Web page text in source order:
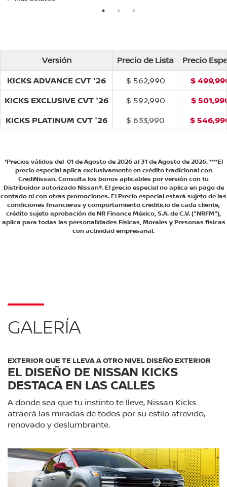
Versión Precio de Lista
Precio
KICKS ADVANCE CVT '26
$ 562,990
$
KICKS EXCLUSIVE CVT '26
$ 592,990
$
KICKS PLATINUM CVT '26
$ 633,990 $
*Precios válidos del 01 de Agosto de 2026 al 31 de Agosto de 2026. ****El
precio especial aplica exclusivamente en crédito tradicional con
CrediNissan. Consulta los bonos aplicables por versión con tu
Distribuidor autorizado Nissan®. El precio especial no aplica en pago de
contado ni con otras promociones. El Precio especial estará sujeto de las
condiciones financieras y comportamiento crediticio de cada cliente,
crédito sujeto aprobación de NR Finance México, S.A. de C.V. ("NRFM"),
aplica para todas las personalidades Físicas, Morales y Personas físicas
con actividad empresarial.
GALERÍA
EXTERIOR QUE TE LLEVA A OTRO NIVEL DISEÑO EXTERIOR
EL DISEÑO DE NISSAN KICKS
DESTACA EN LAS CALLES
A donde sea que tu instinto te lleve, Nissan Kicks
atraerá las miradas de todos por su estilo atrevido,
renovado y deslumbrante.